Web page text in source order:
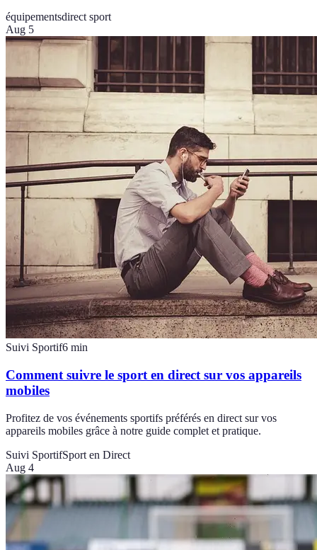
équipementsdirect sport
Aug 5
Suivi Sportif6 min
Comment suivre le sport en direct sur vos appareils
mobiles
Profitez de vos événements sportifs préférés en direct sur vos
appareils mobiles grâce à notre guide complet et pratique.
Suivi SportifSport en Direct
Aug 4